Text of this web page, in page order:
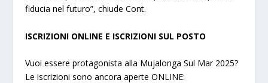
fiducia nel futuro”, chiude Cont.
ISCRIZIONI ONLINE E ISCRIZIONI SUL POSTO
Vuoi essere protagonista alla Mujalonga Sul Mar 2025?
Le iscrizioni sono ancora aperte ONLINE: